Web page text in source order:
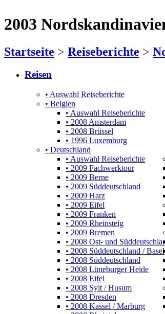
2003
Startseite > Reiseberichte >
Reisen
• Auswahl Reiseberichte
• Belgien
• Auswahl Reiseberichte
• 2008 Amsterdam
• 2008 Brüssel
• 1996 Luxemburg
• Deutschland
• Auswahl Reiseberichte
• 2009 Fachwerktour
• 2009 Berne
• 2009 Süddeutschland
• 2009 Harz
• 2009 Eifel
• 2009 Franken
• 2009 Rheinsteig
• 2009 Bremen
• 2008 Ost- und
• 2008 Süddeutschland / Basel
• 2008 Süddeutschland
• 2008 Lüneburger Heide
• 2008 Eifel
• 2008 Sylt / Husum
• 2008 Dresden
• 2008 Kassel / Marburg